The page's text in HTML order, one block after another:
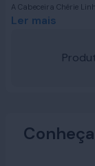
A Cabeceira Chérie
adicionar um toque
uma peça essencial
Ler mais